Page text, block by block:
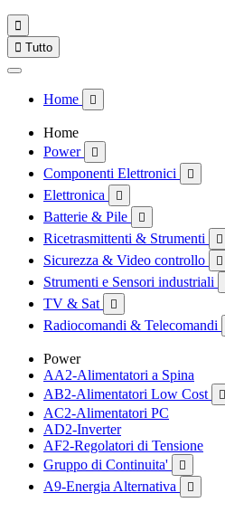

 Tutto
Home 
Home
Power

Componenti Elettronici 
Elettronica 
Batterie & Pile 
Ricetrasmittenti & Strumenti 
Sicurezza & Video controllo 
Strumenti e Sensori industriali
TV & Sat 
Radiocomandi & Telecomandi
Power
AA2-Alimentatori a Spina
AB2-Alimentatori Low Cost

AC2-Alimentatori PC
AD2-Inverter
AF2-Regolatori di Tensione
Gruppo di Continuita'

A9-Energia Alternativa 